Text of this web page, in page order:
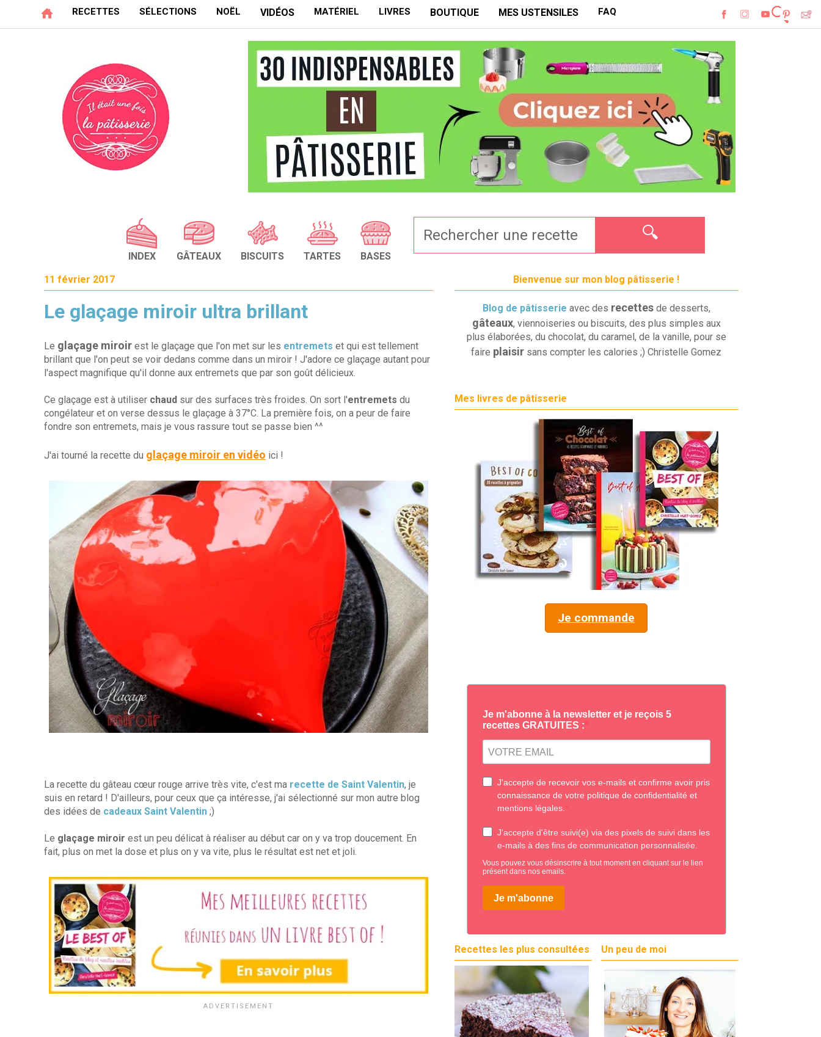
RECETTES SÉLECTIONS NOËL VIDÉOS MATÉRIEL LIVRES BOUTIQUE MES USTENSILES FAQ
INDEX GÂTEAUX BISCUITS TARTES BASES
🔍
11 février 2017
Le glaçage miroir ultra brillant
Le glaçage miroir est le glaçage que l'on met sur les entremets et qui est tellement
brillant que l'on peut se voir dedans comme dans un miroir ! J'adore ce glaçage autant pour
l'aspect magnifique qu'il donne aux entremets que par son goût délicieux.
Ce glaçage est à utiliser chaud sur des surfaces très froides. On sort l'entremets du
congélateur et on verse dessus le glaçage à 37°C. La première fois, on a peur de faire
fondre son entremets, mais je vous rassure tout se passe bien ^^
J'ai tourné la recette du glaçage miroir en vidéo ici !
La recette du gâteau cœur rouge arrive très vite, c'est ma recette de Saint Valentin, je
suis en retard ! D'ailleurs, pour ceux que ça intéresse, j'ai sélectionné sur mon autre blog
des idées de cadeaux Saint Valentin ;)
Le glaçage miroir est un peu délicat à réaliser au début car on y va trop doucement. En
fait, plus on met la dose et plus on y va vite, plus le résultat est net et joli.
Bienvenue sur mon blog pâtisserie !
Blog de pâtisserie avec des recettes de desserts,
gâteaux, viennoiseries ou biscuits, des plus simples aux
plus élaborées, du chocolat, du caramel, de la vanille, pour se
faire plaisir sans compter les calories ;) Christelle Gomez
Mes livres de pâtisserie
Je commande
Recettes les plus consultées Un peu de moi